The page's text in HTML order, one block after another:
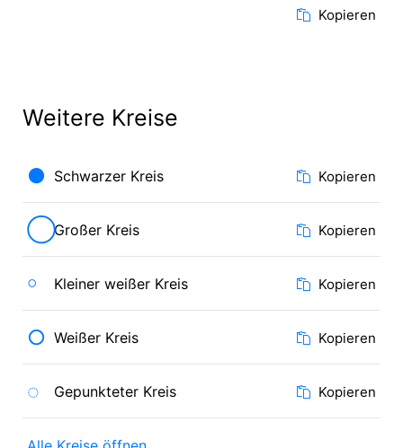
Kopieren
Weitere Kreise
● Schwarzer Kreis Kopieren
◯Großer Kreis Kopieren
￮ Kleiner weißer Kreis Kopieren
○ Weißer Kreis Kopieren
◌ Gepunkteter Kreis Kopieren